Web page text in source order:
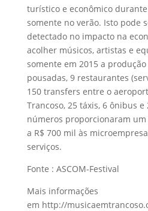
turístico e econômico
somente no verão. Isto pode
detectado no impacto na
acolher músicos, artistas e
somente em 2015 a
pousadas, 9 restaurantes
150 transfers entre o
Trancoso, 25 táxis, 6 ônibus e
números proporcionaram
a R$ 700 mil às
serviços.
Fonte : ASCOM-Festival
Mais informações
em http://